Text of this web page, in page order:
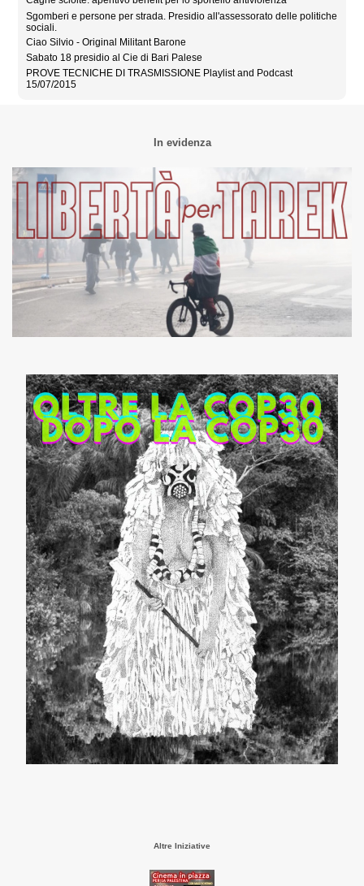
Sgomberi e persone per strada. Presidio all'assessorato delle politiche
sociali.
Ciao Silvio - Original Militant Barone
Sabato 18 presidio al Cie di Bari Palese
PROVE TECNICHE DI TRASMISSIONE Playlist and Podcast
15/07/2015
In evidenza
Altre Iniziative